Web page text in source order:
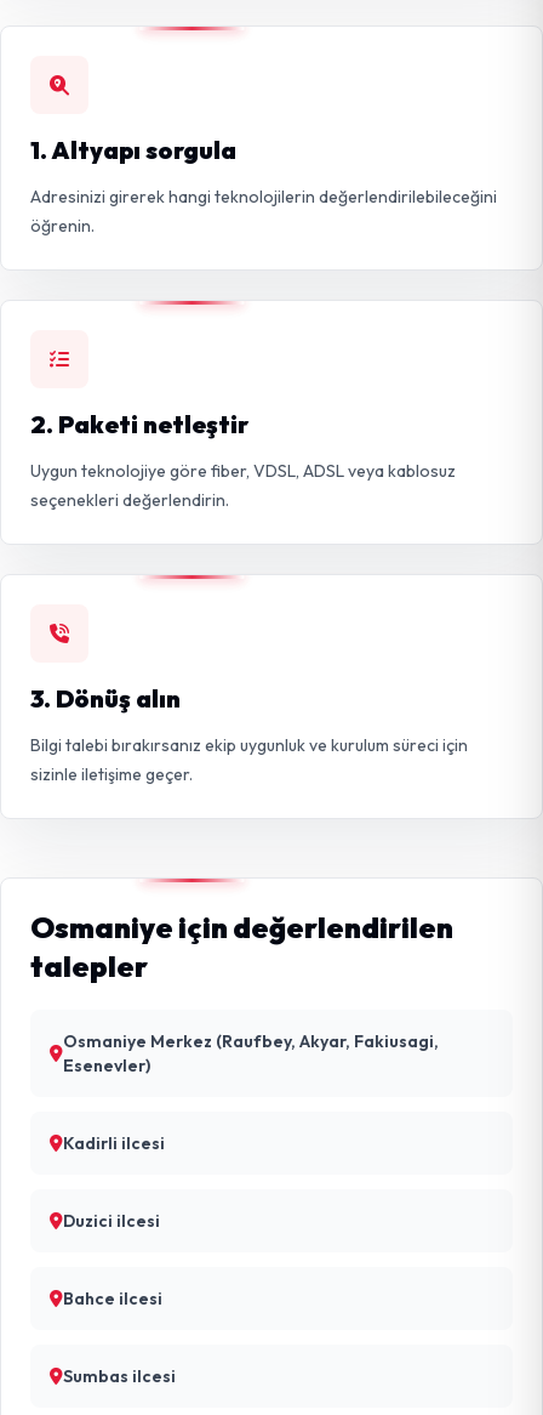
1. Altyapı sorgula
Adresinizi girerek hangi teknolojilerin değerlendirilebileceğini
öğrenin.
2. Paketi netleştir
Uygun teknolojiye göre fiber, VDSL, ADSL veya kablosuz
seçenekleri değerlendirin.
3. Dönüş alın
Bilgi talebi bırakırsanız ekip uygunluk ve kurulum süreci için
sizinle iletişime geçer.
Osmaniye için değerlendirilen
talepler
Osmaniye Merkez (Raufbey, Akyar, Fakiusagi,
Esenevler)
Kadirli ilcesi
Duzici ilcesi
Bahce ilcesi
Sumbas ilcesi